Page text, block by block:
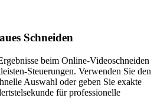
Schneiden
beim Online-Videoschneiden
Steuerungen. Verwenden Sie den
Auswahl oder geben Sie exakte
für professionelle